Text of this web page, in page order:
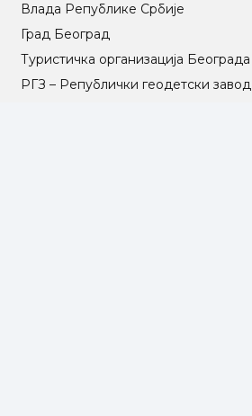
Влада Републике Србије
Град Београд
Туристичка организација Београда
РГЗ – Републички геодетски завод